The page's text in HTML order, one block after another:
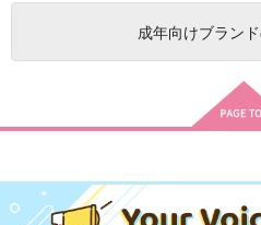
成年向けブラン